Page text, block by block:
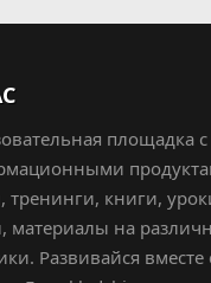
площадка с
тренинги, книги,
материалы на
Развивайся вместе